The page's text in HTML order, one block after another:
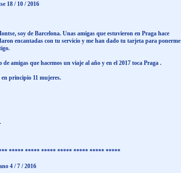
18 / 10 / 2016
soy de Barcelona. Unas amigas que estuvieron en Praga hace
encantadas con tu servicio y me han dado tu tarjeta para ponerme
de amigas que hacemos un viaje al año y en el 2017 toca Praga .
en principio 11 mujeres.
***** ***** ***** ***** ***** ***** *****
4 / 7 / 2016